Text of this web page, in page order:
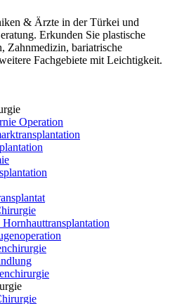
& Ärzte in der Türkei und
Erkunden Sie plastische
Zahnmedizin, bariatrische
Fachgebiete mit Leichtigkeit.
Operation